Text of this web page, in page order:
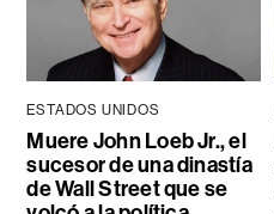
ESTADOS UNIDOS
Muere John Loeb Jr., el
sucesor de una dinastía
de Wall Street que se